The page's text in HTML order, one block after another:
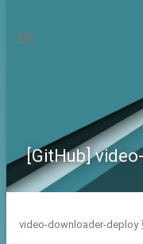
[GitHub]
video-downloader-